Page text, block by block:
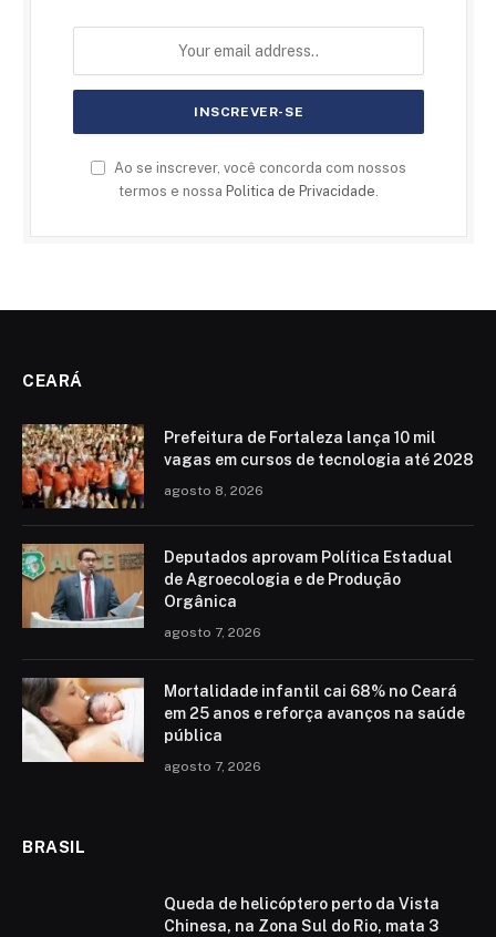
Ao se inscrever, você concorda com nossos
termos e nossa Politica de Privacidade.
CEARÁ
Prefeitura de Fortaleza lança 10 mil
vagas em cursos de tecnologia até 2028
agosto 8, 2026
Deputados aprovam Política Estadual
de Agroecologia e de Produção
Orgânica
agosto 7, 2026
Mortalidade infantil cai 68% no Ceará
em 25 anos e reforça avanços na saúde
pública
agosto 7, 2026
BRASIL
Queda de helicóptero perto da Vista
Chinesa, na Zona Sul do Rio, mata 3